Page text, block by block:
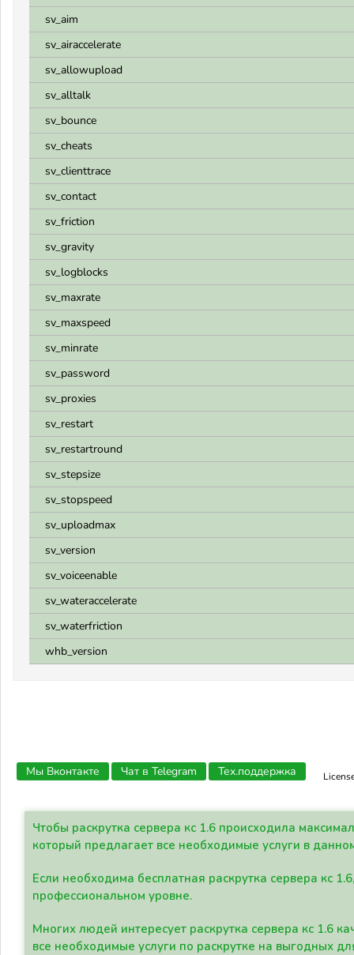
sv_aim
sv_airaccelerate
sv_allowupload
sv_alltalk
sv_bounce
sv_cheats
sv_clienttrace
sv_contact
sv_friction
sv_gravity
sv_logblocks
sv_maxrate
sv_maxspeed
sv_minrate
sv_password
sv_proxies
sv_restart
sv_restartround
sv_stepsize
sv_stopspeed
sv_uploadmax
sv_version
sv_voiceenable
sv_wateraccelerate
sv_waterfriction
whb_version
Мы Вконтакте Чат в Telegram Тех.поддержка
Чтобы раскрутка сервера кс 1.6 происходила
который предлагает все необходимые услуги в
Если необходима бесплатная раскрутка сервера кс
профессиональном уровне.
Многих людей интересует раскрутка сервера кс 1.6
все необходимые услуги по раскрутке на выгодных